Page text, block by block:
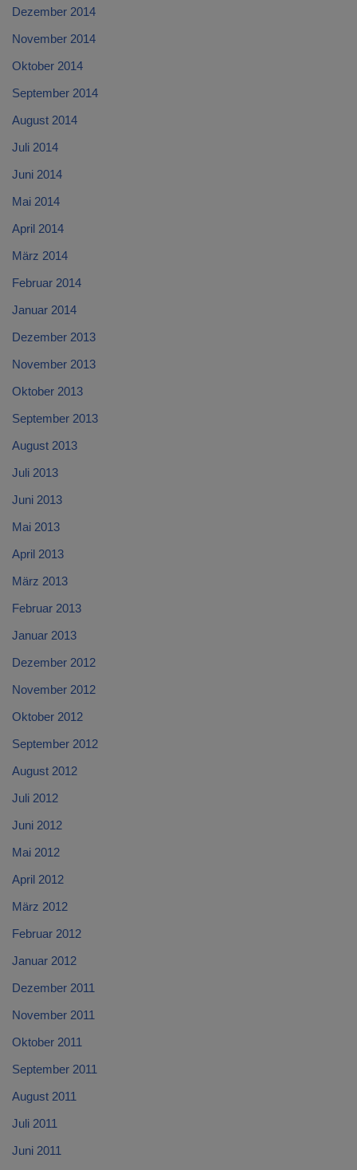
Dezember 2014
November 2014
Oktober 2014
September 2014
August 2014
Juli 2014
Juni 2014
Mai 2014
April 2014
März 2014
Februar 2014
Januar 2014
Dezember 2013
November 2013
Oktober 2013
September 2013
August 2013
Juli 2013
Juni 2013
Mai 2013
April 2013
März 2013
Februar 2013
Januar 2013
Dezember 2012
November 2012
Oktober 2012
September 2012
August 2012
Juli 2012
Juni 2012
Mai 2012
April 2012
März 2012
Februar 2012
Januar 2012
Dezember 2011
November 2011
Oktober 2011
September 2011
August 2011
Juli 2011
Juni 2011